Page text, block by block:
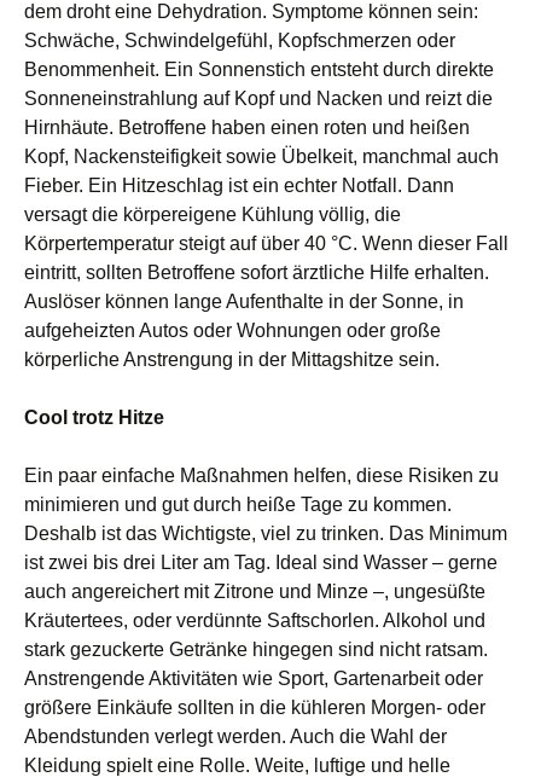
dem droht eine Dehydration. Symptome können sein:
Schwäche, Schwindelgefühl, Kopfschmerzen oder
Benommenheit. Ein Sonnenstich entsteht durch direkte
Sonneneinstrahlung auf Kopf und Nacken und reizt die
Hirnhäute. Betroffene haben einen roten und heißen
Kopf, Nackensteifigkeit sowie Übelkeit, manchmal auch
Fieber. Ein Hitzeschlag ist ein echter Notfall. Dann
versagt die körpereigene Kühlung völlig, die
Körpertemperatur steigt auf über 40 °C. Wenn dieser Fall
eintritt, sollten Betroffene sofort ärztliche Hilfe erhalten.
Auslöser können lange Aufenthalte in der Sonne, in
aufgeheizten Autos oder Wohnungen oder große
körperliche Anstrengung in der Mittagshitze sein.
Cool trotz Hitze
Ein paar einfache Maßnahmen helfen, diese Risiken zu
minimieren und gut durch heiße Tage zu kommen.
Deshalb ist das Wichtigste, viel zu trinken. Das Minimum
ist zwei bis drei Liter am Tag. Ideal sind Wasser – gerne
auch angereichert mit Zitrone und Minze –, ungesüßte
Kräutertees, oder verdünnte Saftschorlen. Alkohol und
stark gezuckerte Getränke hingegen sind nicht ratsam.
Anstrengende Aktivitäten wie Sport, Gartenarbeit oder
größere Einkäufe sollten in die kühleren Morgen- oder
Abendstunden verlegt werden. Auch die Wahl der
Kleidung spielt eine Rolle. Weite, luftige und helle